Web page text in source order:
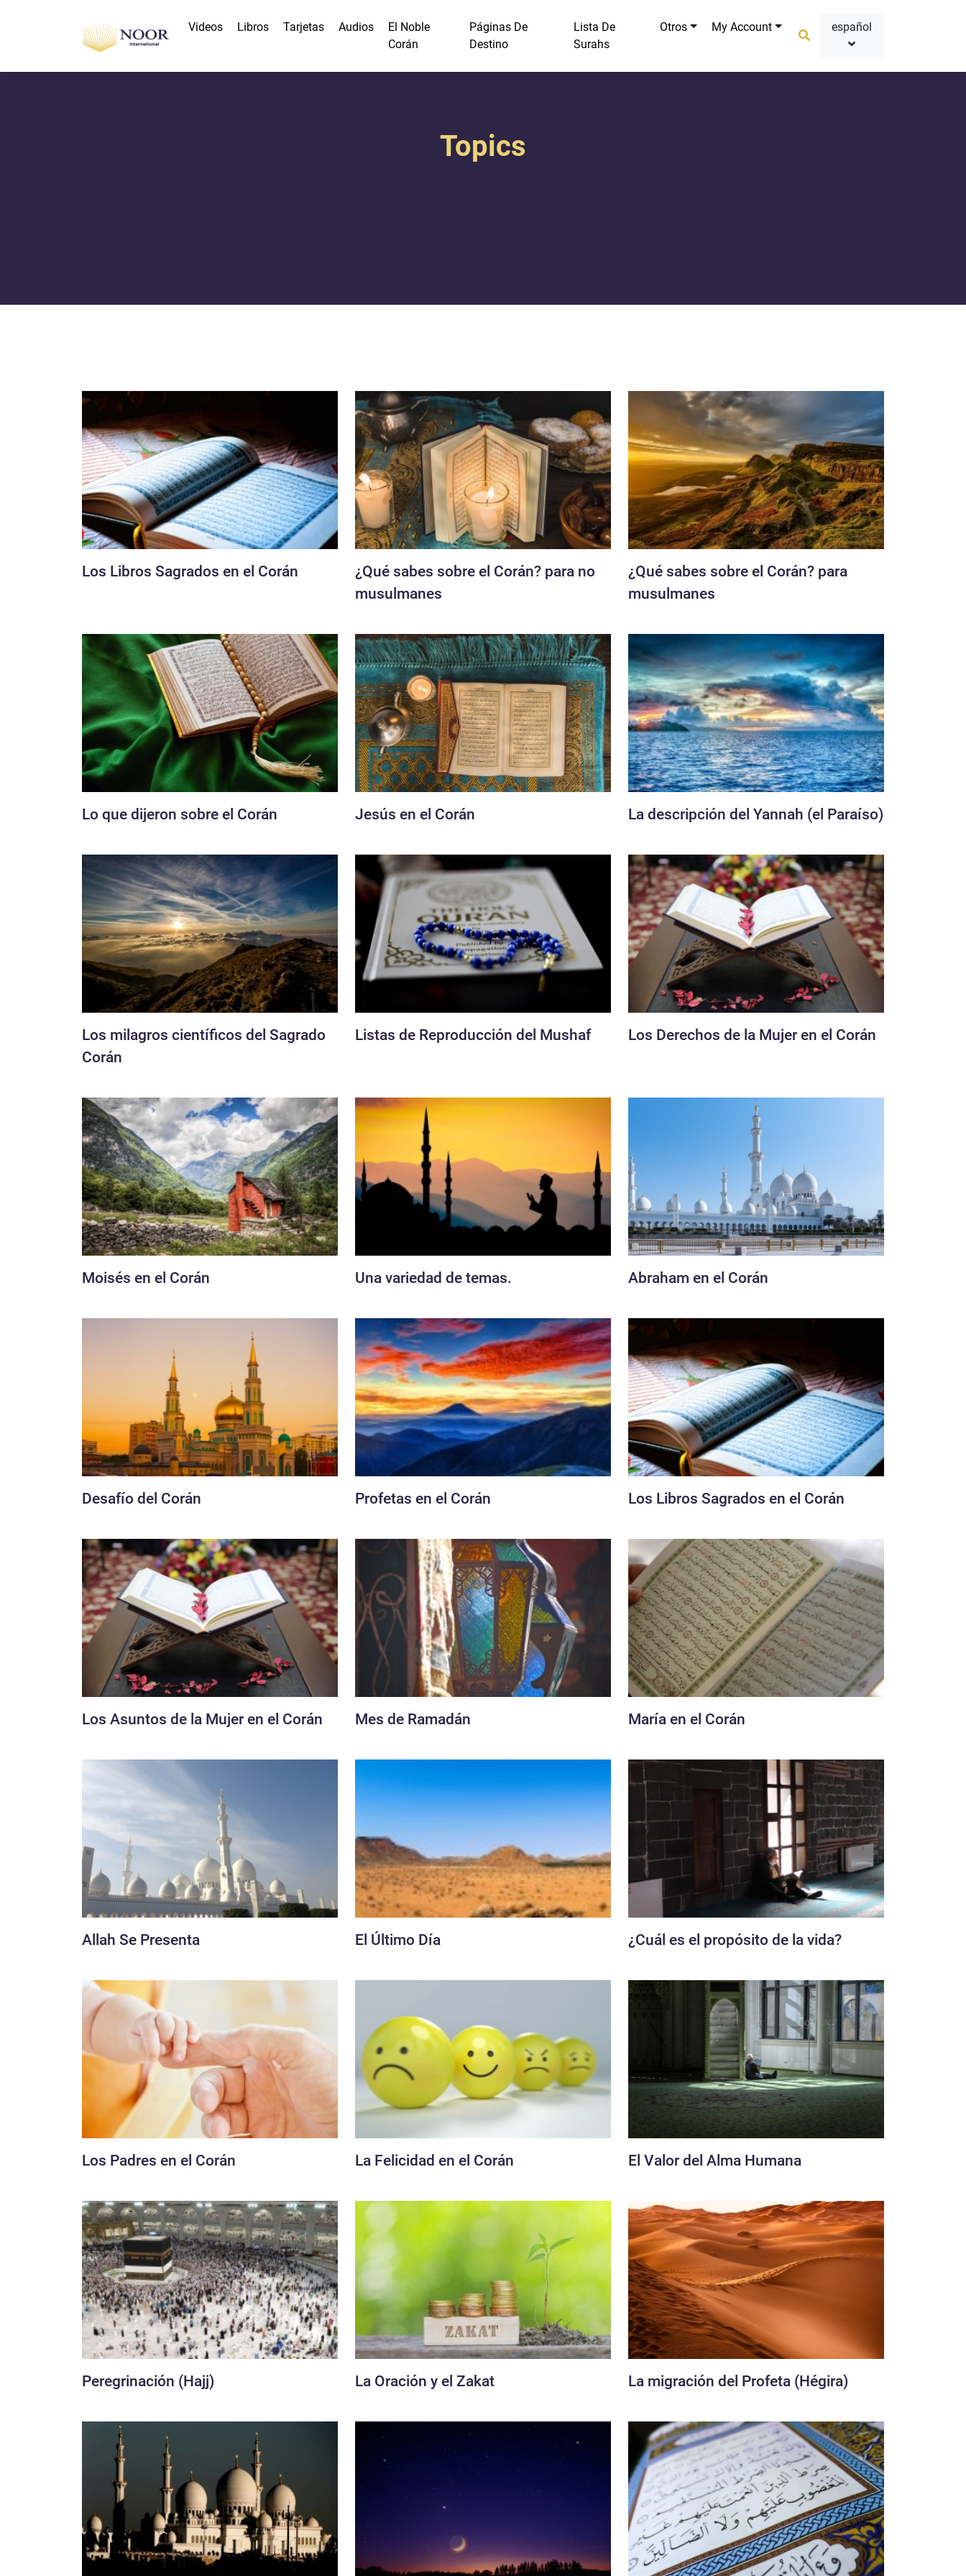
Videos Libros Tarjetas Audios
El Noble
Corán
Páginas De
Destino
Lista De
Surahs
Otros My Account
Topics
Los Libros Sagrados en el Corán
¿Qué sabes sobre el Corán? para no
musulmanes
¿Qué sabes sobre el Corán? para
musulmanes
Lo que dijeron sobre el Corán Jesús en el Corán La descripción del Yannah (el Paraíso)
Los milagros científicos del Sagrado
Corán
Listas de Reproducción del Mushaf Los Derechos de la Mujer en el Corán
Moisés en el Corán Una variedad de temas. Abraham en el Corán
Desafío del Corán Profetas en el Corán Los Libros Sagrados en el Corán
Los Asuntos de la Mujer en el Corán Mes de Ramadán María en el Corán
Allah Se Presenta El Último Día ¿Cuál es el propósito de la vida?
Los Padres en el Corán La Felicidad en el Corán El Valor del Alma Humana
Peregrinación (Hajj) La Oración y el Zakat La migración del Profeta (Hégira)